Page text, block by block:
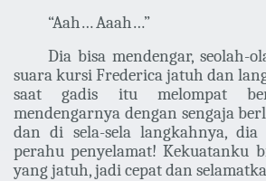
“Aah… Aaah…”
Dia bisa mendengar, seolah-
suara kursi Frederica jatuh dan
saat gadis itu melompat
mendengarnya dengan sengaja
dan di sela-sela langkahnya,
perahu penyelamat! Kekuatanku
yang jatuh, jadi cepat dan